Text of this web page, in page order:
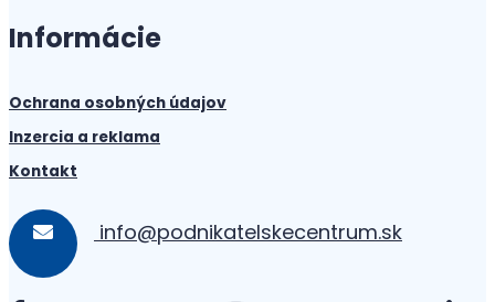
Informácie
Ochrana osobných údajov
Inzercia a reklama
Kontakt
info@podnikatelskecentrum.sk